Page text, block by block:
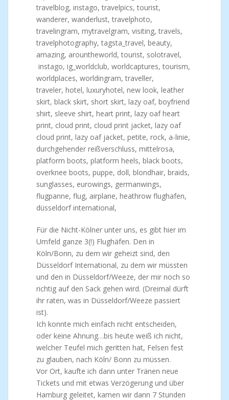
Für die Nicht-Kölner unter uns, es gibt hier im
Umfeld ganze 3(!) Flughäfen. Den in
Köln/Bonn, zu dem wir geheizt sind, den
Düsseldorf International, zu dem wir müssten
und den in Düsseldorf/Weeze, der mir noch so
richtig auf den Sack gehen wird. (Dreimal dürft
ihr raten, was in Düsseldorf/Weeze passiert
ist).
Ich konnte mich einfach nicht entscheiden,
oder keine Ahnung…bis heute weiß ich nicht,
welcher Teufel mich geritten hat, Felsen fest
zu glauben, nach Köln/ Bonn zu müssen.
Vor Ort, kaufte ich dann unter Tränen neue
Tickets und mit etwas Verzögerung und über
Hamburg geleitet, kamen wir dann 7 Stunden